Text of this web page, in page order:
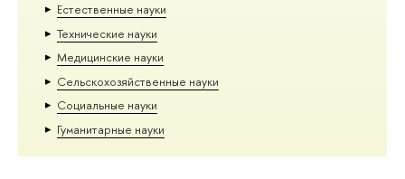
Естественные науки
Тех­ничес­кие науки
Медицинские науки
Сельскохозяйственные науки
Социальные науки
Гуманитарные науки